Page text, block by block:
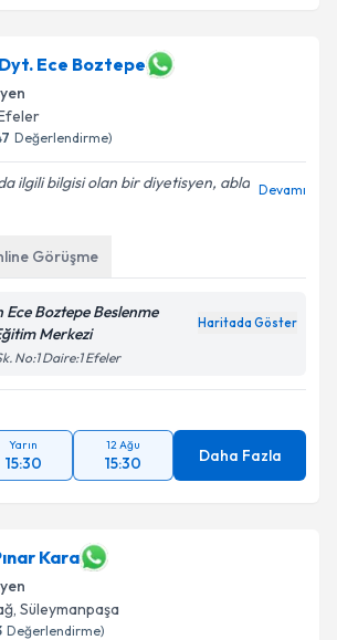
Ece Boztepe
Değerlendirme)
ilgili bilgisi olan bir diyetisyen, abla Devamı
Görüşme
Boztepe Beslenme
Merkezi
Haritada Göster
No:1 Daire:1 Efeler
Yarın
15:30
12 Ağu
15:30 Daha Fazla
Kara
, Süleymanpaşa
Değerlendirme)